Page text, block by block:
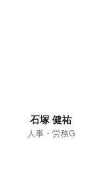
石塚 健祐
人事・労務G